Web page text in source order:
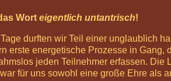
Wort eigentlich untantrisch!
durften wir Teil einer unglaublich
erste energetische Prozesse in Gang,
jeden Teilnehmer erfassen. Die
für uns sowohl eine große Ehre als